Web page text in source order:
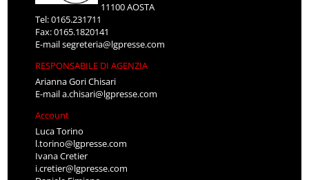
11100 AOSTA
Tel: 0165.231711
Fax: 0165.1820141
E-mailsegreteria@lgpresse.com
RESPONSABILE DI AGENZIA
Arianna Gori Chisari
E-maila.chisari@lgpresse.com
Account
Luca Torino
l.torino@lgpresse.com
Ivana Cretier
i.cretier@lgpresse.com